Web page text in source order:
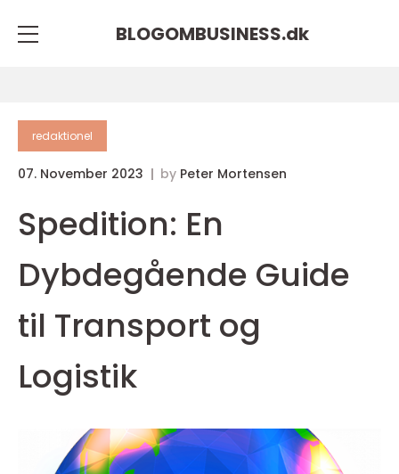
BLOGOMBUSINESS.dk
redaktionel
07. November 2023 by Peter Mortensen
Spedition: En
Dybdegående Guide
til Transport og
Logistik